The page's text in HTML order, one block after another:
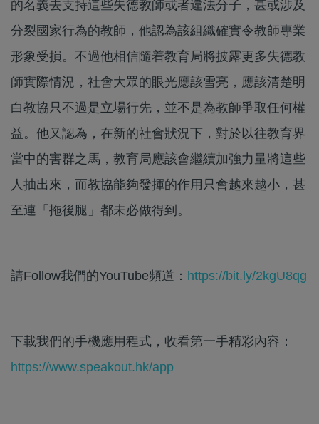
的名義去支持這些失德教師或者違法分子，甚或涉及
分裂國家行為的教師，他認為該組織確實令教師專業
形象受損。不過他相信隨着教育局將披露更多失德教
師實際情況，社會大眾的眼光應該雪亮，應該清楚明
白教協只不過是立場行先，並不是為教師爭取任何權
益。他又認為，在新的社會狀況下，對於以往教育界
當中的害群之馬，教育局應該會繼續加強力量將這些
人抽出來，而教協能夠發揮的作用只會越來越小，甚
至連「拖後腿」都未必做得到。
請Follow我們的YouTube頻道： https://bit.ly/2kgU8qg
下載我們的手機應用程式，收看第一手精彩內容：
https://www.speakout.hk/app